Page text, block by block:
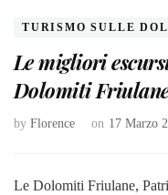
TURISMO SULLE
Le migliori
Dolomiti
by Florence on 17 Marzo
Le Dolomiti Friulane,